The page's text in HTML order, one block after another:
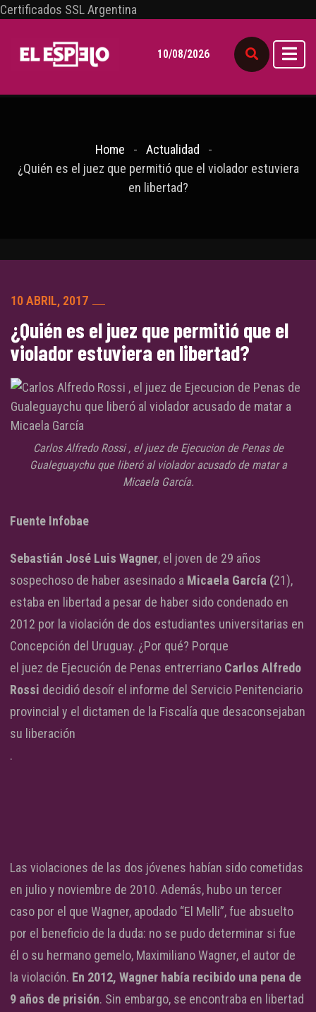
Certificados SSL Argentina
10/08/2026
Home
Actualidad
¿Quién es el juez que permitió que el violador estuviera
en libertad?
10 ABRIL, 2017
¿Quién es el juez que permitió que el
violador estuviera en libertad?
Carlos Alfredo Rossi , el juez de Ejecucion de Penas de
Gualeguaychu que liberó al violador acusado de matar a
Micaela García.
Fuente Infobae
Sebastián José Luis Wagner, el joven de 29 años
sospechoso de haber asesinado a Micaela García (21),
estaba en libertad a pesar de haber sido condenado en
2012 por la violación de dos estudiantes universitarias en
Concepción del Uruguay. ¿Por qué? Porque
el juez de Ejecución de Penas entrerriano Carlos Alfredo
Rossi decidió desoír el informe del Servicio Penitenciario
provincial y el dictamen de la Fiscalía que desaconsejaban
su liberación
.
Las violaciones de las dos jóvenes habían sido cometidas
en julio y noviembre de 2010. Además, hubo un tercer
caso por el que Wagner, apodado “El Melli”, fue absuelto
por el beneficio de la duda: no se pudo determinar si fue
él o su hermano gemelo, Maximiliano Wagner, el autor de
la violación. En 2012, Wagner había recibido una pena de
9 años de prisión. Sin embargo, se encontraba en libertad